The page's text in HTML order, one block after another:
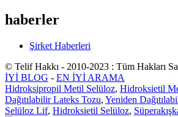
haberler
Şirket Haberleri
© Telif Hakkı - 2010-2023 : Tüm Hakları
İYİ BLOG - EN İYİ ARAMA
Hidroksipropil Metil Selüloz, Hidroksietil
Dağıtılabilir Lateks Tozu, Yeniden
Selüloz Lif, Hidroksietil Selüloz,